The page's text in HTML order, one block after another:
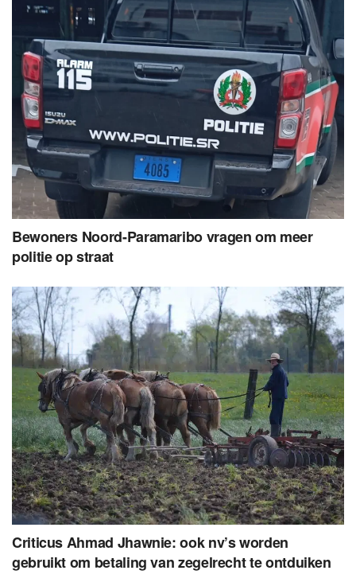
Bewoners Noord-Paramaribo vragen om meer
politie op straat
Criticus Ahmad Jhawnie: ook nv’s worden
gebruikt om betaling van zegelrecht te ontduiken